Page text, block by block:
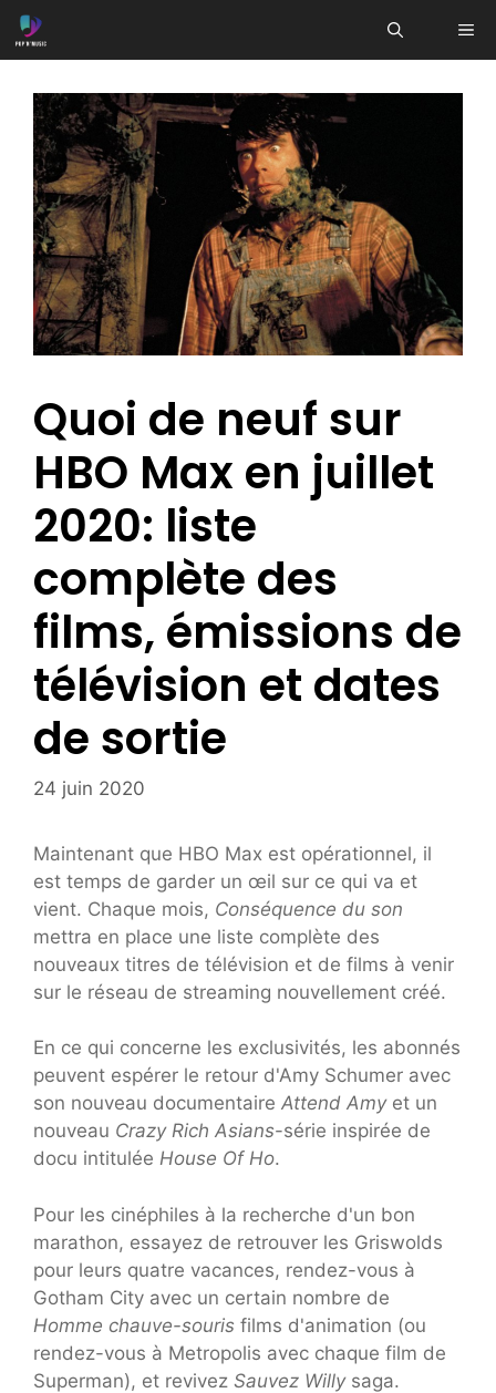
Aller
au
Quoi de neuf sur
HBO Max en juillet
2020: liste
complète des
films, émissions de
télévision et dates
de sortie
24 juin 2020
Maintenant que HBO Max est opérationnel, il
est temps de garder un œil sur ce qui va et
vient. Chaque mois, Conséquence du son
mettra en place une liste complète des
nouveaux titres de télévision et de films à venir
sur le réseau de streaming nouvellement créé.
En ce qui concerne les exclusivités, les abonnés
peuvent espérer le retour d'Amy Schumer avec
son nouveau documentaire Attend Amyet un
nouveau Crazy Rich Asians-série inspirée de
docu intitulée House Of Ho.
Pour les cinéphiles à la recherche d'un bon
marathon, essayez de retrouver les Griswolds
pour leurs quatre vacances, rendez-vous à
Gotham City avec un certain nombre de
Homme chauve-souris films d'animation (ou
rendez-vous à Metropolis avec chaque film de
Superman), et revivez Sauvez Willysaga.